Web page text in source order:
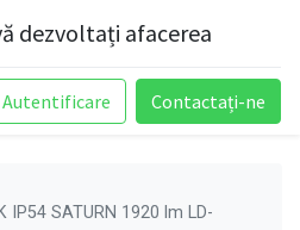
dezvoltați afacerea
Autentificare Contactați-ne
IP54 SATURN 1920 lm LD-